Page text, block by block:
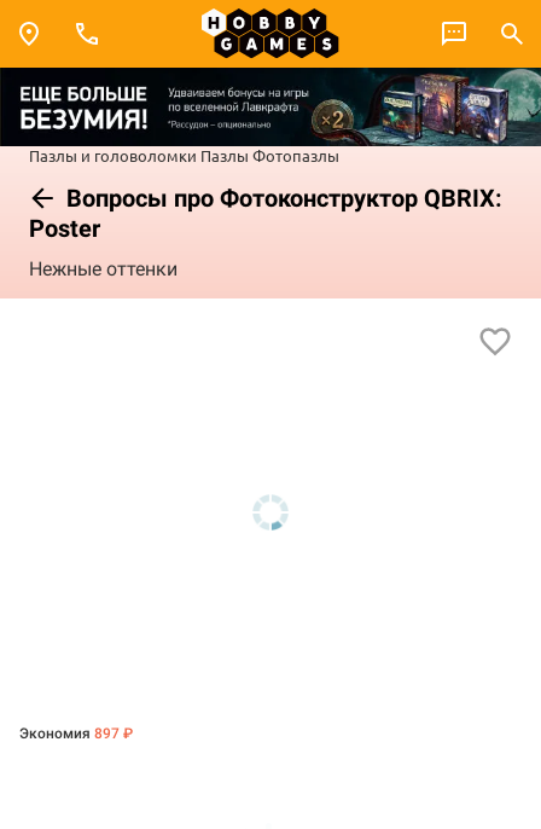
Пазлы и головоломки Пазлы Фотопазлы
Вопросы про Фотоконструктор QBRIX:
Poster
Нежные оттенки
Экономия 897 ₽